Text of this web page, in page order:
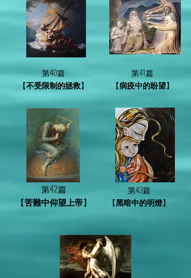
第40篇
【不受限制的拯救】
第42篇
【苦難中仰望上帝】
第41篇
【病疫中的盼望】
第43篇
【黑暗中的明燈】